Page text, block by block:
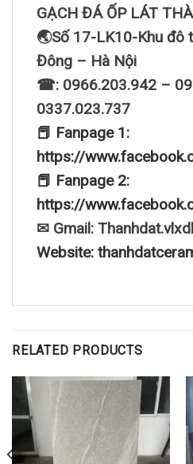
GẠCH ĐÁ ỐP LÁT
🌏Số 17-LK10-Khu đô
Đông – Hà Nội
☎: 0966.203.942 –
0337.023.737
📕 Fanpage 1:
https://
📕 Fanpage 2:
https://
✉ Gmail:
Website:
RELATED PRODUCTS